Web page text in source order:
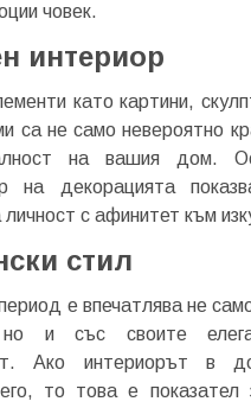
човек.
интериор
като картини,
са не само невероятно
на вашия дом.
на декорацията
с афинитет към
стил
е впечатлява не
и със своите
Ако интериорът в
то това е показател